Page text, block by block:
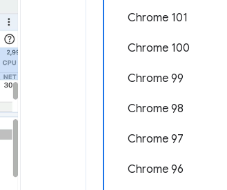
Chrome 101
Chrome 100
Chrome 99
Chrome 98
Chrome 97
Chrome 96